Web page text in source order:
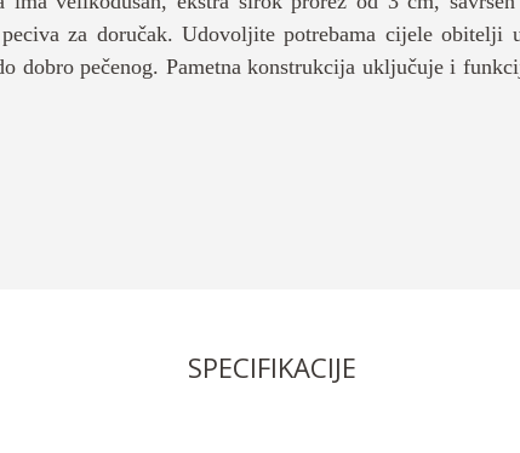
za doručak. Udovoljite potrebama cijele obitelji
dobro pečenog. Pametna konstrukcija uključuje i
SPECIFIKACIJE